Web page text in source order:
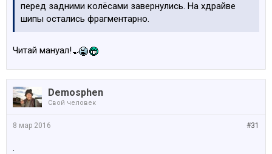
перед задними колёсами завернулись. На хдрайве
шипы остались фрагментарно.
Читай мануал!
Demosphen
Свой человек
#31
8 мар 2016
.